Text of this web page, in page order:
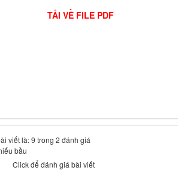
TẢI VỀ FILE PDF
viết là: 9 trong 2 đánh giá
bầu
Click để đánh giá bài viết